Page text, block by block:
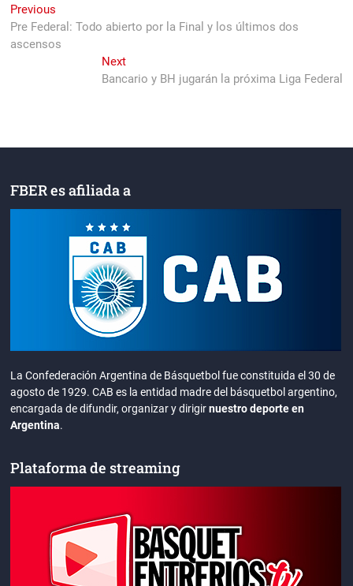
Navegación
de
Previous
post:
Pre Federal: Todo abierto por la Final y los últimos dos
ascensos
NextNext
post:
Bancario y BH jugarán la próxima Liga Federal
FBER es afiliada a
La Confederación Argentina de Básquetbol fue constituida el 30 de
agosto de 1929. CAB es la entidad madre del básquetbol argentino,
encargada de difundir, organizar y dirigirnuestro deporte en
Argentina.
Plataforma de streaming